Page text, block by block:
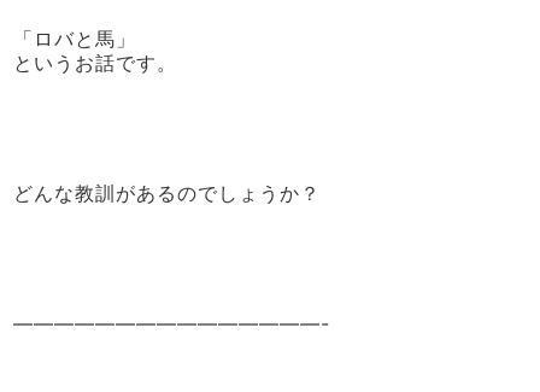
「ロバと馬」
というお話です。
どんな教訓があるのでしょうか？
———————————————-